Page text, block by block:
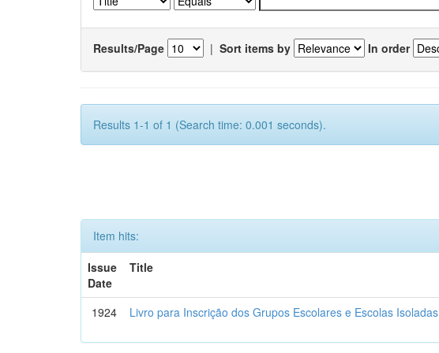
Results/Page | Sort items by In order
Results 1-1 of 1 (Search time: 0.001 seconds).
Item hits:
Issue
Date
Title
1924 Livro para Inscrição dos Grupos Escolares e Escolas Isoladas